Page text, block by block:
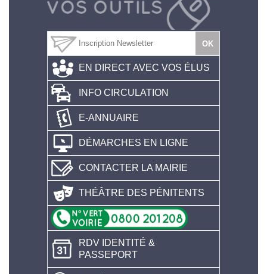
EN DIRECT AVEC VOS ÉLUS
INFO CIRCULATION
E-ANNUAIRE
DÉMARCHES EN LIGNE
CONTACTER LA MAIRIE
THÉÂTRE DES PÉNITENTS
RDV IDENTITÉ &
PASSEPORT